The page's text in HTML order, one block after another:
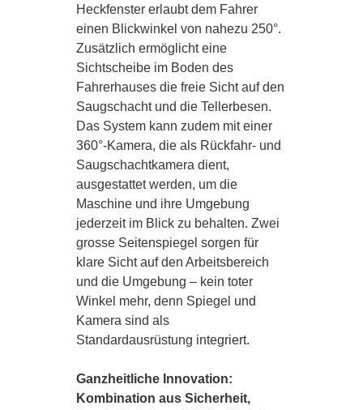
Heckfenster erlaubt dem Fahrer
einen Blickwinkel von nahezu 250°.
Zusätzlich ermöglicht eine
Sichtscheibe im Boden des
Fahrerhauses die freie Sicht auf den
Saugschacht und die Tellerbesen.
Das System kann zudem mit einer
360°-Kamera, die als Rückfahr- und
Saugschachtkamera dient,
ausgestattet werden, um die
Maschine und ihre Umgebung
jederzeit im Blick zu behalten. Zwei
grosse Seitenspiegel sorgen für
klare Sicht auf den Arbeitsbereich
und die Umgebung – kein toter
Winkel mehr, denn Spiegel und
Kamera sind als
Standardausrüstung integriert.
Ganzheitliche Innovation:
Kombination aus Sicherheit,